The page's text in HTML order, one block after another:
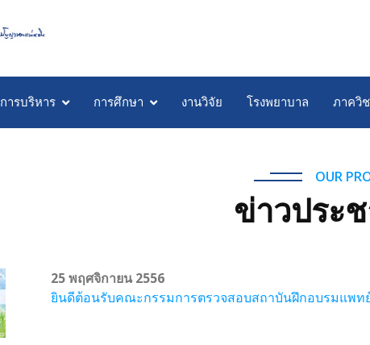
การบริหาร การศึกษา งานวิจัย โรงพยาบาล ภาควิ
OUR
ข่าวประ
25 พฤศจิกายน 2556
ยินดีต้อนรับคณะกรรมการตรวจสอบสถาบันฝึกอบรมแพท